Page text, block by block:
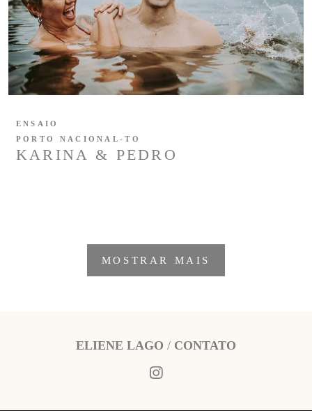
KARINA & PEDRO
ENSAIO
PORTO NACIONAL-TO
MOSTRAR MAIS
ELIENE LAGO / CONTATO